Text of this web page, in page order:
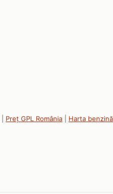
Preț GPL România Harta